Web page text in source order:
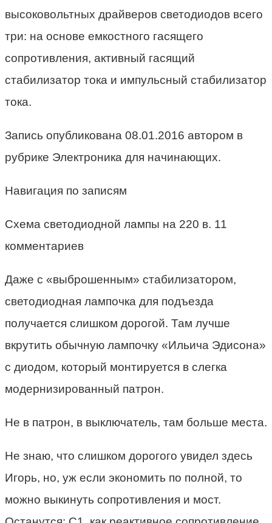
высоковольтных драйверов светодиодов всего
три: на основе емкостного гасящего
сопротивления, активный гасящий
стабилизатор тока и импульсный стабилизатор
тока.
Запись опубликована 08.01.2016 автором в
рубрике Электроника для начинающих.
Навигация по записям
Схема светодиодной лампы на 220 в. 11
комментариев
Даже с «выброшенным» стабилизатором,
светодиодная лампочка для подъезда
получается слишком дорогой. Там лучше
вкрутить обычную лампочку «Ильича Эдисона»
с диодом, который монтируется в слегка
модернизированный патрон.
Не в патрон, в выключатель, там больше места.
Не знаю, что слишком дорогого увидел здесь
Игорь, но, уж если экономить по полной, то
можно выкинуть сопротивления и мост.